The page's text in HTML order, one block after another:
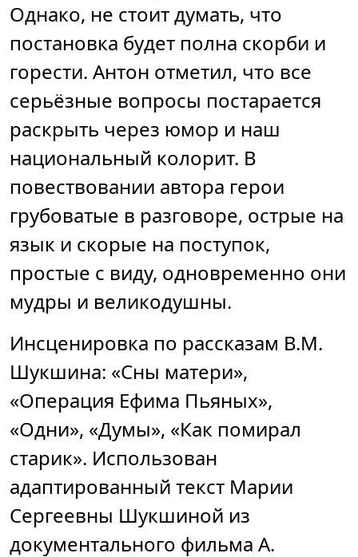
Однако, не стоит думать, что
постановка будет полна скорби и
горести. Антон отметил, что все
серьёзные вопросы постарается
раскрыть через юмор и наш
национальный колорит. В
повествовании автора герои
грубоватые в разговоре, острые на
язык и скорые на поступок,
простые с виду, одновременно они
мудры и великодушны.
Инсценировка по рассказам В.М.
Шукшина: «Сны матери»,
«Операция Ефима Пьяных»,
«Одни», «Думы», «Как помирал
старик». Использован
адаптированный текст Марии
Сергеевны Шукшиной из
документального фильма А.